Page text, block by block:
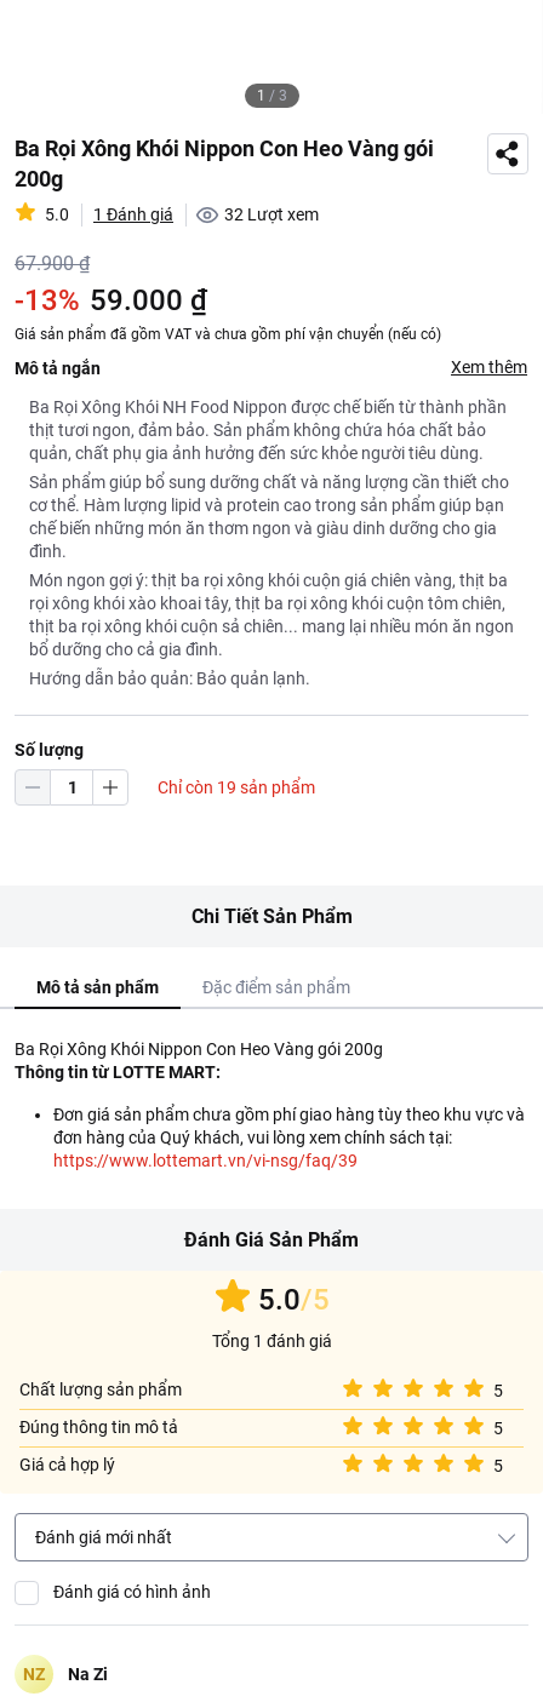
1 / 3
Ba Rọi Xông Khói Nippon Con Heo Vàng gói
200g
5.0 1 Đánh giá 32 Lượt xem
67.900 ₫
-13% 59.000 ₫
Giá sản phẩm đã gồm VAT và chưa gồm phí vận chuyển (nếu có)
Mô tả ngắn Xem thêm
Ba Rọi Xông Khói NH Food Nippon được chế biến từ thành phần
thịt tươi ngon, đảm bảo. Sản phẩm không chứa hóa chất bảo
quản, chất phụ gia ảnh hưởng đến sức khỏe người tiêu dùng.
Sản phẩm giúp bổ sung dưỡng chất và năng lượng cần thiết cho
cơ thể. Hàm lượng lipid và protein cao trong sản phẩm giúp bạn
chế biến những món ăn thơm ngon và giàu dinh dưỡng cho gia
đình.
Món ngon gợi ý: thịt ba rọi xông khói cuộn giá chiên vàng, thịt ba
rọi xông khói xào khoai tây, thịt ba rọi xông khói cuộn tôm chiên,
thịt ba rọi xông khói cuộn sả chiên... mang lại nhiều món ăn ngon
bổ dưỡng cho cả gia đình.
Hướng dẫn bảo quản: Bảo quản lạnh.
Số lượng
Chỉ còn 19 sản phẩm
Chi Tiết Sản Phẩm
Mô tả sản phẩm Đặc điểm sản phẩm
Ba Rọi Xông Khói Nippon Con Heo Vàng gói 200g
Thông tin từ LOTTE MART:
Đơn giá sản phẩm chưa gồm phí giao hàng tùy theo khu vực và
đơn hàng của Quý khách, vui lòng xem chính sách tại:
https://www.lottemart.vn/vi-nsg/faq/39
Đánh Giá Sản Phẩm
5.0/5
Tổng 1 đánh giá
Chất lượng sản phẩm
5
Đúng thông tin mô tả
5
Giá cả hợp lý
5
Đánh giá mới nhất
Đánh giá có hình ảnh
NZ Na Zi